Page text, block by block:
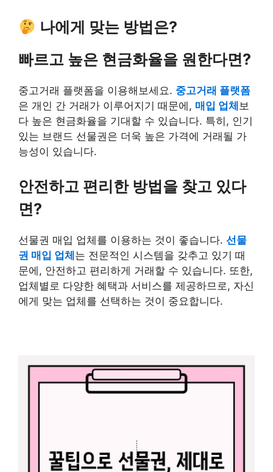
나에게 맞는 방법은?
빠르고 높은 현금화율을 원한다면?
중고거래 플랫폼을 이용해보세요. 중고거래 플랫폼
은 개인 간 거래가 이루어지기 때문에, 매입 업체 보
다 높은 현금화율을 기대할 수 있습니다. 특히, 인기
있는 브랜드 선물권은 더욱 높은 가격에 거래될 가
능성이 있습니다.
안전하고 편리한 방법을 찾고 있다
면?
선물권 매입 업체를 이용하는 것이 좋습니다. 선물
권 매입 업체는 전문적인 시스템을 갖추고 있기 때
문에, 안전하고 편리하게 거래할 수 있습니다. 또한,
업체별로 다양한 혜택과 서비스를 제공하므로, 자신
에게 맞는 업체를 선택하는 것이 중요합니다.